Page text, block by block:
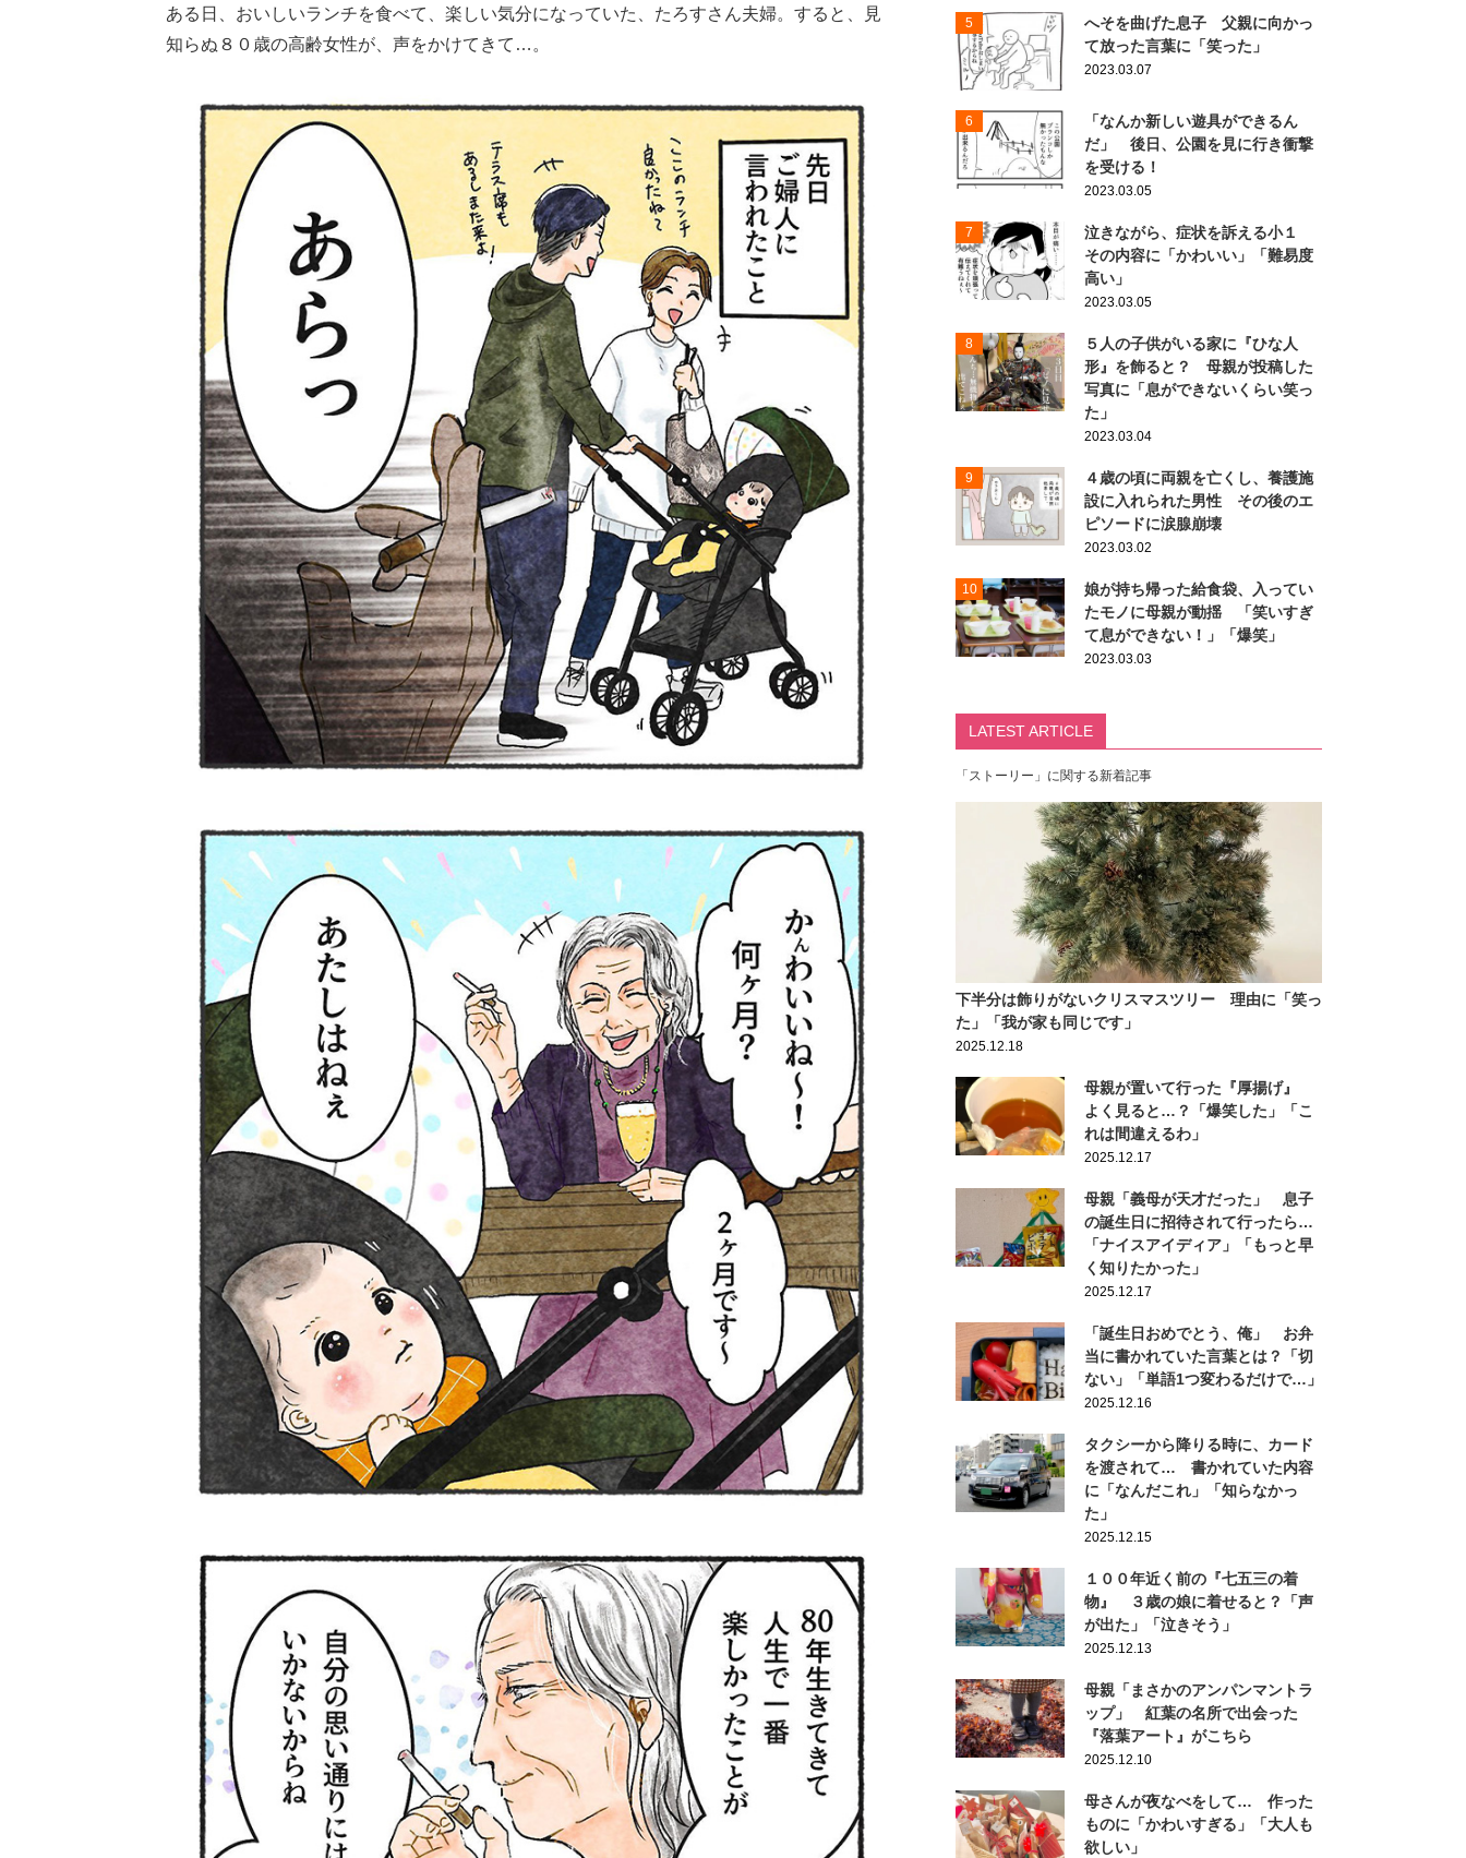
ある日、おいしいランチを食べて、楽しい気分になっていた、たろすさん夫婦。すると、見
知らぬ８０歳の高齢女性が、声をかけてきて…。
5
へそを曲げた息子 父親に向かっ
て放った言葉に「笑った」
2023.03.07
6
「なんか新しい遊具ができるん
だ」 後日、公園を見に行き衝撃
を受ける！
2023.03.05
7
泣きながら、症状を訴える小１
その内容に「かわいい」「難易度
高い」
2023.03.05
8
５人の子供がいる家に『ひな人
形』を飾ると？ 母親が投稿した
写真に「息ができないくらい笑っ
た」
2023.03.04
9
４歳の頃に両親を亡くし、養護施
設に入れられた男性 その後のエ
ピソードに涙腺崩壊
2023.03.02
10
娘が持ち帰った給食袋、入ってい
たモノに母親が動揺 「笑いすぎ
て息ができない！」「爆笑」
2023.03.03
LATEST ARTICLE
「ストーリー」に関する新着記事
下半分は飾りがないクリスマスツリー 理由に「笑っ
た」「我が家も同じです」
2025.12.18
母親が置いて行った『厚揚げ』
よく見ると…？「爆笑した」「こ
れは間違えるわ」
2025.12.17
母親「義母が天才だった」 息子
の誕生日に招待されて行ったら…
「ナイスアイディア」「もっと早
く知りたかった」
2025.12.17
「誕生日おめでとう、俺」 お弁
当に書かれていた言葉とは？「切
ない」「単語1つ変わるだけで…」
2025.12.16
タクシーから降りる時に、カード
を渡されて… 書かれていた内容
に「なんだこれ」「知らなかっ
た」
2025.12.15
１００年近く前の『七五三の着
物』 ３歳の娘に着せると？「声
が出た」「泣きそう」
2025.12.13
母親「まさかのアンパンマントラ
ップ」 紅葉の名所で出会った
『落葉アート』がこちら
2025.12.10
母さんが夜なべをして… 作った
ものに「かわいすぎる」「大人も
欲しい」